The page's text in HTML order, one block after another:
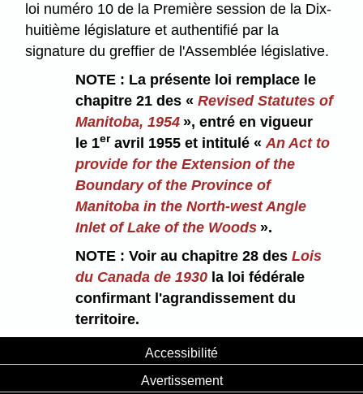
loi numéro 10 de la Première session de la Dix-
huitième législature et authentifié par la
signature du greffier de l'Assemblée législative.
NOTE : La présente loi remplace le
chapitre 21 des « Revised Statutes of
Manitoba, 1954», entré en vigueur
le 1eravril 1955 et intitulé «An Act to
provide for the Extension of the
Boundary of the Province of
Manitoba in the North-west Angle
Inlet of Lake of the Woods».
NOTE : Voir au chapitre 28 des Lois
du Canada de 1930la loi fédérale
confirmant l'agrandissement du
territoire.
Accessibilité
Avertissement